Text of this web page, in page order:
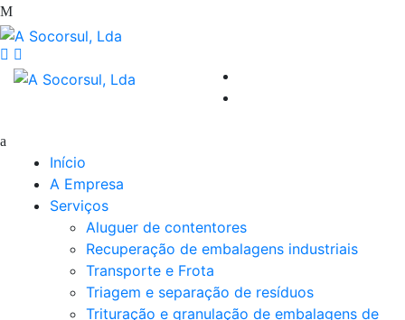
Início
A Empresa
Serviços
Aluguer de contentores
Recuperação de embalagens industriais
Transporte e Frota
Triagem e separação de resíduos
Trituração e granulação de embalagens de